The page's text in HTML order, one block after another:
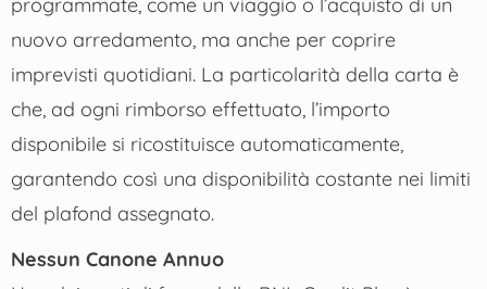
nuovo arredamento, ma anche per coprire
imprevisti quotidiani. La particolarità della carta è
che, ad ogni rimborso effettuato, l’importo
disponibile si ricostituisce automaticamente,
garantendo così una disponibilità costante nei limiti
del plafond assegnato.
Nessun Canone Annuo